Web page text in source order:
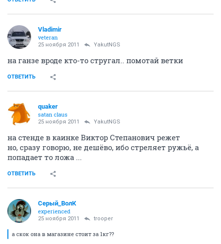
Vladimir
veteran
25 ноября 2011 YakutNGS
на ганзе вроде кто-то стругал.. помотай ветки
ОТВЕТИТЬ
quaker
satan claus
25 ноября 2011 YakutNGS
на стенде в каинке Виктор Степанович режет
но, сразу говорю, не дешёво, ибо стреляет ружьё, а
попадает то ложа ...
ОТВЕТИТЬ
Серый_ВолК
experienced
25 ноября 2011 trooper
а скок она в магазине стоит за 1кг??